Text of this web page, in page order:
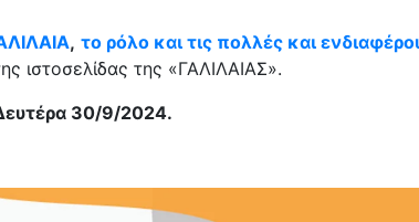
, το ρόλο και τις πολλές και
ιστοσελίδας της «ΓΑΛΙΛΑΙΑΣ».
30/9/2024.